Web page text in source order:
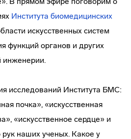
Института биомедицинских
искусственных систем
функций органов и других
инженерии.
исследований Института БМС:
почка», «искусственная
«искусственное сердце» и
наших ученых. Какое у